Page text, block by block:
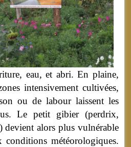
eau, et abri. En plaine,
intensivement cultivées,
ou de labour laissent les
Le petit gibier (perdrix,
devient alors plus vulnérable
conditions météorologiques.